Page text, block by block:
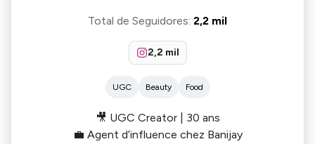
Total de Seguidores: 2,2 mil
2,2 mil
UGC Beauty Food
🎥 UGC Creator | 30 ans
💼 Agent d’influence chez Banijay